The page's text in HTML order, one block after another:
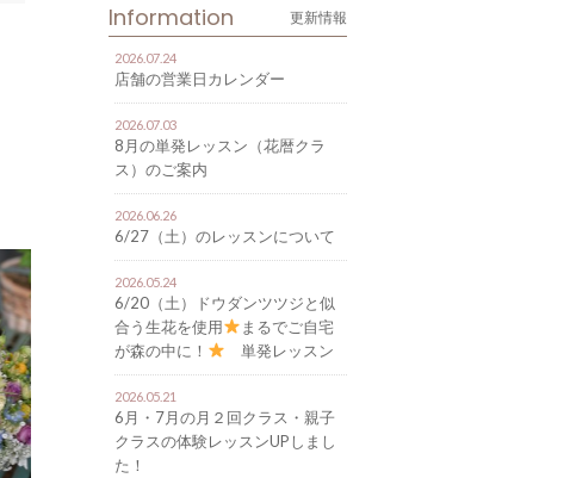
Information 更新情報
2026.07.24
店舗の営業日カレンダー
2026.07.03
8月の単発レッスン（花暦クラ
ス）のご案内
2026.06.26
6/27（土）のレッスンについて
2026.05.24
6/20（土）ドウダンツツジと似
合う生花を使用
まるでご自宅
が森の中に！
単発レッスン
のご案内
2026.05.21
6月・7月の月２回クラス・親子
クラスの体験レッスンUPしまし
た！